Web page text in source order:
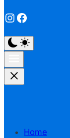
Instagram
Facebook
Home